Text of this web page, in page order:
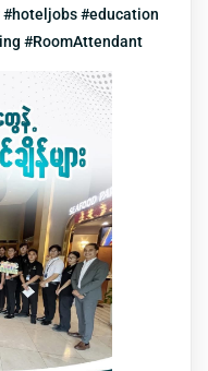
#education
#RoomAttendant